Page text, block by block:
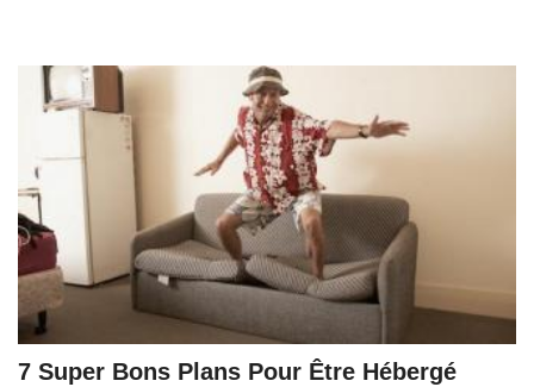
7 Super Bons Plans Pour Être Hébergé